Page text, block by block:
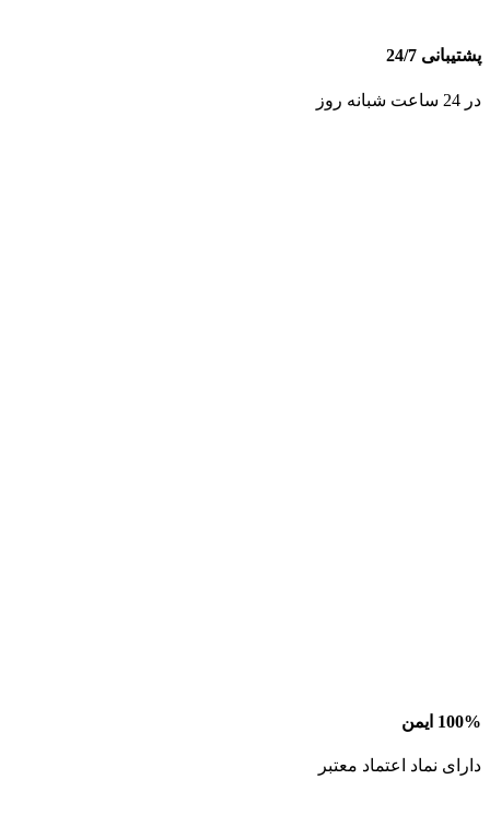
پشتیبانی 24/7
در 24 ساعت شبانه روز
100% ایمن
دارای نماد اعتماد معتبر